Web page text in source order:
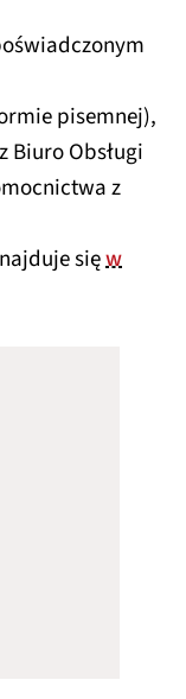
pisemnej),
Obsługi
z
sięw